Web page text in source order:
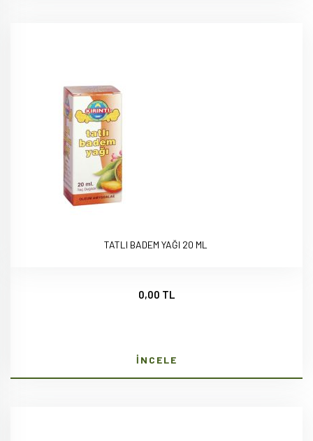
TATLI BADEM YAĞI 20 ML
0,00 TL
İNCELE